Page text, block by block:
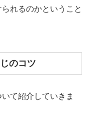
れるのかということ
のコツ
て紹介していきま